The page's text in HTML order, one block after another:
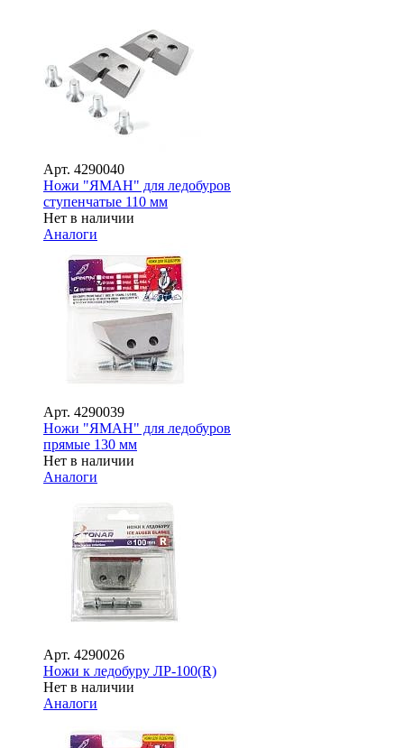
Арт. 4290040
Ножи "ЯМАН" для ледобуров
ступенчатые 110 мм
Нет в наличии
Аналоги
Арт. 4290039
Ножи "ЯМАН" для ледобуров
прямые 130 мм
Нет в наличии
Аналоги
Арт. 4290026
Ножи к ледобуру ЛР-100(R)
Нет в наличии
Аналоги